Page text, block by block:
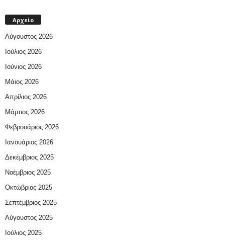
Αρχείο
Αύγουστος 2026
Ιούλιος 2026
Ιούνιος 2026
Μάιος 2026
Απρίλιος 2026
Μάρτιος 2026
Φεβρουάριος 2026
Ιανουάριος 2026
Δεκέμβριος 2025
Νοέμβριος 2025
Οκτώβριος 2025
Σεπτέμβριος 2025
Αύγουστος 2025
Ιούλιος 2025